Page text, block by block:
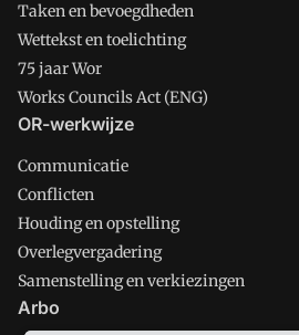
Taken en bevoegdheden
Wettekst en toelichting
75 jaar Wor
Works Councils Act (ENG)
OR-werkwijze
Communicatie
Conflicten
Houding en opstelling
Overlegvergadering
Samenstelling en verkiezingen
Arbo